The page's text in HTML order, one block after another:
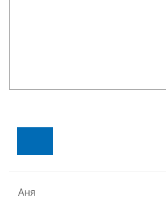
Аня